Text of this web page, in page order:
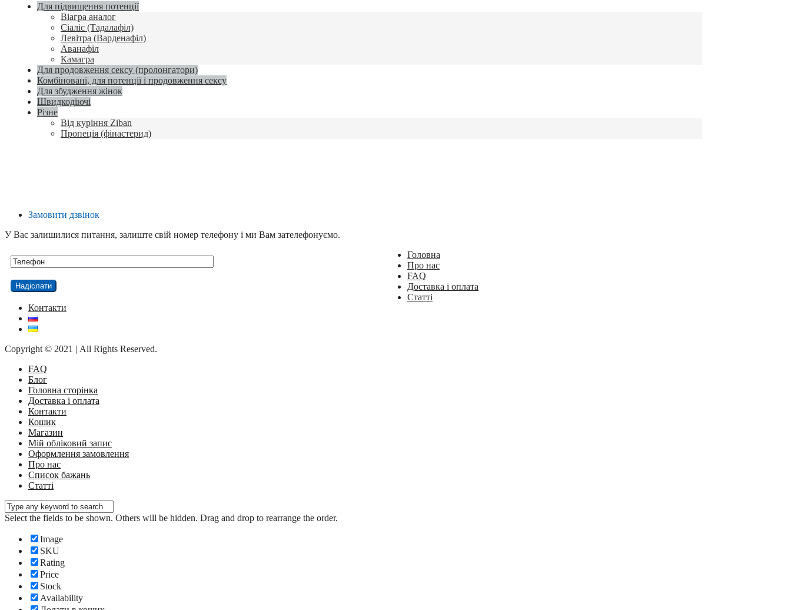
Для підвищення потенції
Віагра аналог
Сіаліс (Тадалафіл)
Левітра (Варденафіл)
Аванафіл
Камагра
Для продовження сексу (пролонгатори)
Комбіновані, для потенції і продовження сексу
Для збудження жінок
Швидкодіючі
Різне
Від куріння Ziban
Пропеція (фінастерид)
Замовити дзвінок
У Вас залишилися питання, залиште свій номер телефону і ми Вам зателефонуємо.
Головна
Про нас
FAQ
Доставка і оплата
Статті
Контакти
Copyright © 2021 | All Rights Reserved.
FAQ
Блог
Головна сторінка
Доставка і оплата
Контакти
Кошик
Магазин
Мій обліковий запис
Оформлення замовлення
Про нас
Список бажань
Статті
Select the fields to be shown. Others will be hidden. Drag and drop to rearrange the order.
Image
SKU
Rating
Price
Stock
Availability